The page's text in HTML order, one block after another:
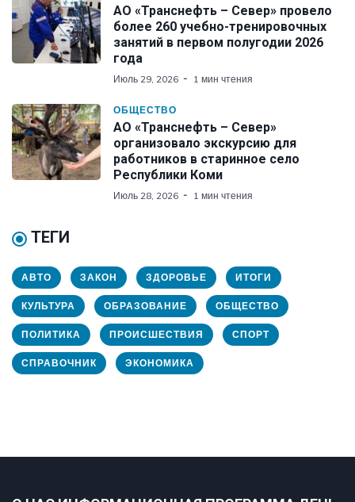
АО «Транснефть – Север» провело
более 260 учебно-тренировочных
занятий в первом полугодии 2026
года
Июль 29, 2026 1 мин чтения
ОБЩЕСТВО
АО «Транснефть – Север»
организовало экскурсию для
работников в старинное село
Республики Коми
Июль 28, 2026 1 мин чтения
ТЕГИ
АВТО ЗАКОН ЗДОРОВЬЕ ИТОГИ
КУЛЬТУРА ОБРАЗОВАНИЕ ОБЩЕСТВО
ПОЛИТИКА ПРОИСШЕСТВИЯ СПОРТ
СПРАВОЧНИК ЭКОНОМИКА